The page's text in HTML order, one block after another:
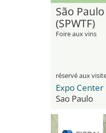
São
(SPWTF)
Foire aux vins
réservé aux
Expo
Sao Paulo